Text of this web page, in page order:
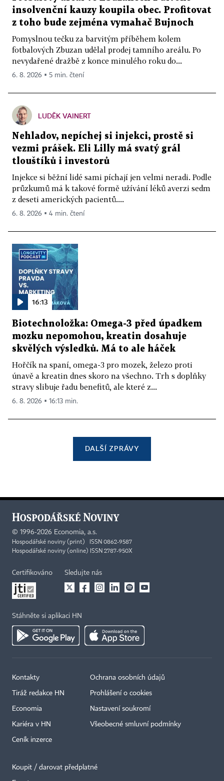
insolvenční kauzy koupila obec. Profitovat
z toho bude zejména vymahač Bujnoch
Pomyslnou tečku za barvitým příběhem kolem
fotbalových Zbuzan udělal prodej tamního areálu. Po
nevydařené dražbě z konce minulého roku do...
6. 8. 2026 ▪ 5 min. čtení
LUDĚK VAINERT
Nehladov, nepíchej si injekci, prostě si
vezmi prášek. Eli Lilly má svatý grál
tlouštíků i investorů
Injekce si běžní lidé sami píchají jen velmi neradi. Podle
průzkumů má k takové formě užívání léků averzi sedm
z deseti amerických pacientů....
6. 8. 2026 ▪ 4 min. čtení
16:13
Biotechnoložka: Omega-3 před úpadkem
mozku nepomohou, kreatin dosahuje
skvělých výsledků. Má to ale háček
Hořčík na spaní, omega-3 pro mozek, železo proti
únavě a kreatin dnes skoro na všechno. Trh s doplňky
stravy slibuje řadu benefitů, ale které z...
6. 8. 2026 ▪ 16:13 min.
DALŠÍ ZPRÁVY
© 1996-2026 Economia, a.s.
Hospodářské noviny (print) ISSN 0862-9587
Hospodářské noviny (online) ISSN 2787-950X
Certifikováno Sledujte nás
Stáhněte si aplikaci HN
Kontakty
Tiráž redakce HN
Economia
Kariéra v HN
Ceník inzerce
Ochrana osobních údajů
Prohlášení o cookies
Nastavení soukromí
Všeobecné smluvní podmínky
Koupit / darovat předplatné